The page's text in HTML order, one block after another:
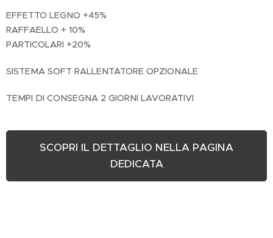
EFFETTO LEGNO +45%
RAFFAELLO + 10%
PARTICOLARI +20%
SISTEMA SOFT RALLENTATORE OPZIONALE
TEMPI DI CONSEGNA 2 GIORNI LAVORATIVI
SCOPRI IL DETTAGLIO NELLA PAGINA
DEDICATA